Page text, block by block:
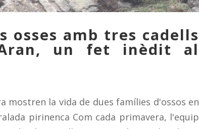
osses amb tres cadells
un fet inèdit al
mostren la vida de dues famílies d'ossos en
pirinenca Com cada primavera, l'equip